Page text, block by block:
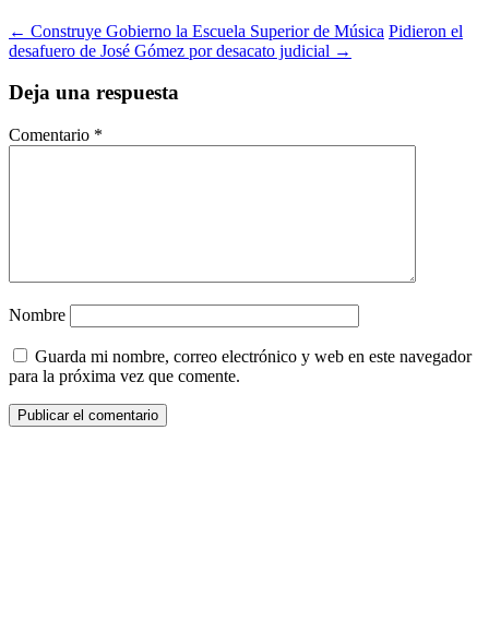
← Construye Gobierno la Escuela Superior de Música Pidieron el
desafuero de José Gómez por desacato judicial →
Deja una respuesta
Comentario *
Nombre
Guarda mi nombre, correo electrónico y web en este navegador
para la próxima vez que comente.